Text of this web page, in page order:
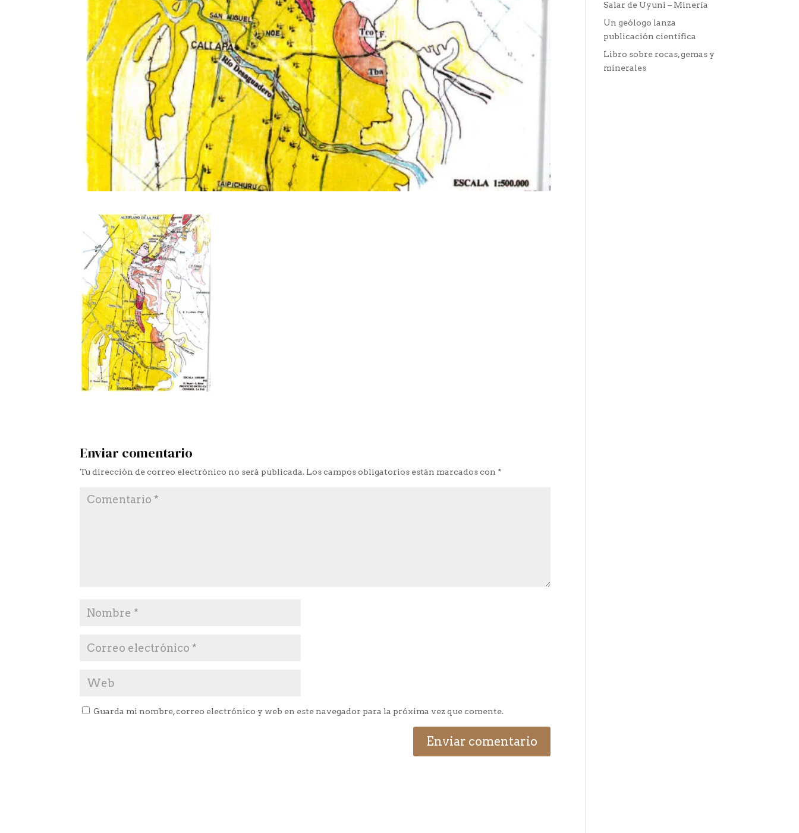
Enviar comentario
Tu dirección de correo electrónico no será publicada. Los campos obligatorios están marcados con *
Guarda mi nombre, correo electrónico y web en este navegador para la próxima vez que comente.
Salar de Uyuni – Minería
Un geólogo lanza
publicación científica
Libro sobre rocas, gemas y
minerales